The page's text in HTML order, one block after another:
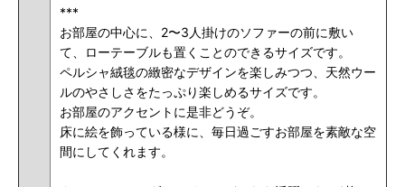
***
お部屋の中心に、2〜3人掛けのソファーの前に敷い
て、ローテーブルも置くことのできるサイズです。
ペルシャ絨毯の緻密なデザインを楽しみつつ、天然ウー
ルのやさしさをたっぷり楽しめるサイズです。
お部屋のアクセントに是非どうぞ。
床に絵を飾っている様に、毎日過ごすお部屋を素敵な空
間にしてくれます。